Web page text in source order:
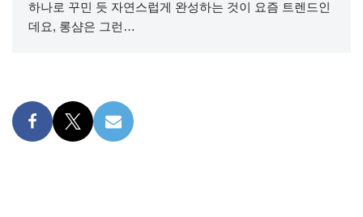
하나로 꾸민 듯 자연스럽게 완성하는 것이 요즘 트렌드인
데요, 롱샴은 그런…